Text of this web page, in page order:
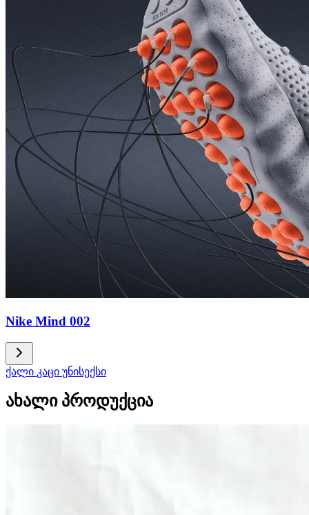
Nike Mind 002
ქალი კაცი უნისექსი
ახალი პროდუქცია